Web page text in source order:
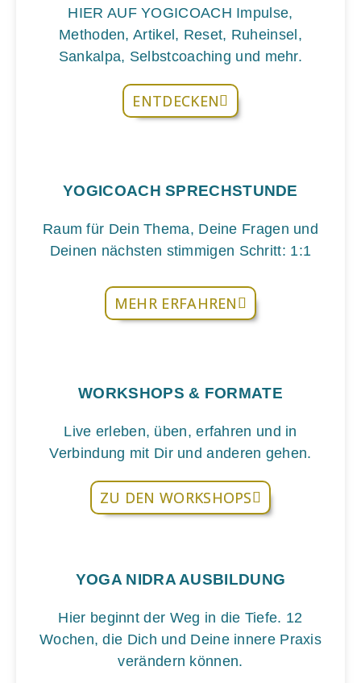
HIER AUF YOGICOACH Impulse,
Methoden, Artikel, Reset, Ruheinsel,
Sankalpa, Selbstcoaching und mehr.
ENTDECKEN
YOGICOACH SPRECHSTUNDE
Raum für Dein Thema, Deine Fragen und
Deinen nächsten stimmigen Schritt: 1:1
MEHR ERFAHREN
WORKSHOPS & FORMATE
Live erleben, üben, erfahren und in
Verbindung mit Dir und anderen gehen.
ZU DEN WORKSHOPS
YOGA NIDRA AUSBILDUNG
Hier beginnt der Weg in die Tiefe. 12
Wochen, die Dich und Deine innere Praxis
verändern können.